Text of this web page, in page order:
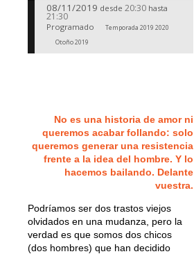
08/11/2019 desde 20:30 hasta
21:30
Programado
Temporada 2019 2020
Otoño 2019
No es una historia de amor ni
queremos acabar follando: solo
queremos generar una resistencia
frente a la idea del hombre. Y lo
hacemos bailando. Delante
vuestra.
Podríamos ser dos trastos viejos
olvidados en una mudanza, pero la
verdad es que somos dos chicos
(dos hombres) que han decidido